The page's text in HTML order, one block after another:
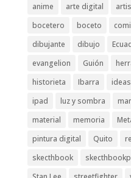
anime arte digital
bocetero
boceto
dibujante
dibujo
evangelion
Guión
historieta
Ibarra ideas
ipad
luz y sombra
material
memoria
pintura digital
Quito
skecthbook